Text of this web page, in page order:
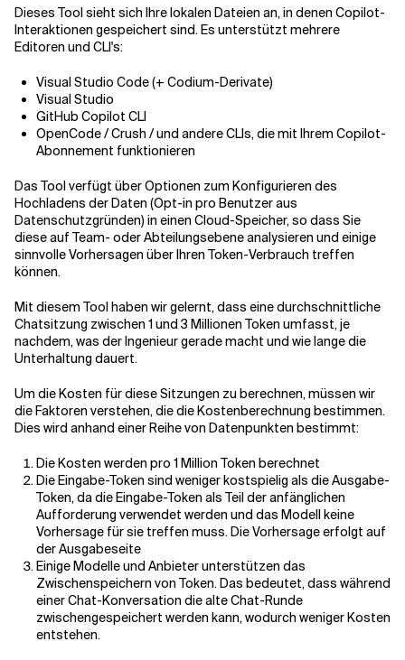
Dieses Tool sieht sich Ihre lokalen Dateien an, in denen Copilot-
Interaktionen gespeichert sind. Es unterstützt mehrere
Editoren und CLI's:
Visual Studio Code (+ Codium-Derivate)
Visual Studio
GitHub Copilot CLI
OpenCode / Crush / und andere CLIs, die mit Ihrem Copilot-
Abonnement funktionieren
Das Tool verfügt über Optionen zum Konfigurieren des
Hochladens der Daten (Opt-in pro Benutzer aus
Datenschutzgründen) in einen Cloud-Speicher, so dass Sie
diese auf Team- oder Abteilungsebene analysieren und einige
sinnvolle Vorhersagen über Ihren Token-Verbrauch treffen
können.
Mit diesem Tool haben wir gelernt, dass eine durchschnittliche
Chatsitzung zwischen 1 und 3 Millionen Token umfasst, je
nachdem, was der Ingenieur gerade macht und wie lange die
Unterhaltung dauert.
Um die Kosten für diese Sitzungen zu berechnen, müssen wir
die Faktoren verstehen, die die Kostenberechnung bestimmen.
Dies wird anhand einer Reihe von Datenpunkten bestimmt:
Die Kosten werden pro 1 Million Token berechnet
Die Eingabe-Token sind weniger kostspielig als die Ausgabe-
Token, da die Eingabe-Token als Teil der anfänglichen
Aufforderung verwendet werden und das Modell keine
Vorhersage für sie treffen muss. Die Vorhersage erfolgt auf
der Ausgabeseite
Einige Modelle und Anbieter unterstützen das
Zwischenspeichern von Token. Das bedeutet, dass während
einer Chat-Konversation die alte Chat-Runde
zwischengespeichert werden kann, wodurch weniger Kosten
entstehen.